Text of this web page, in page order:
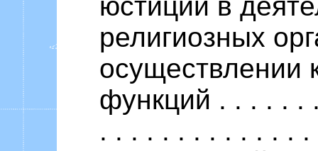
юстиции в
религиозных
осуществлении
функций . . . . . .
. . . . . . . . . . . . .